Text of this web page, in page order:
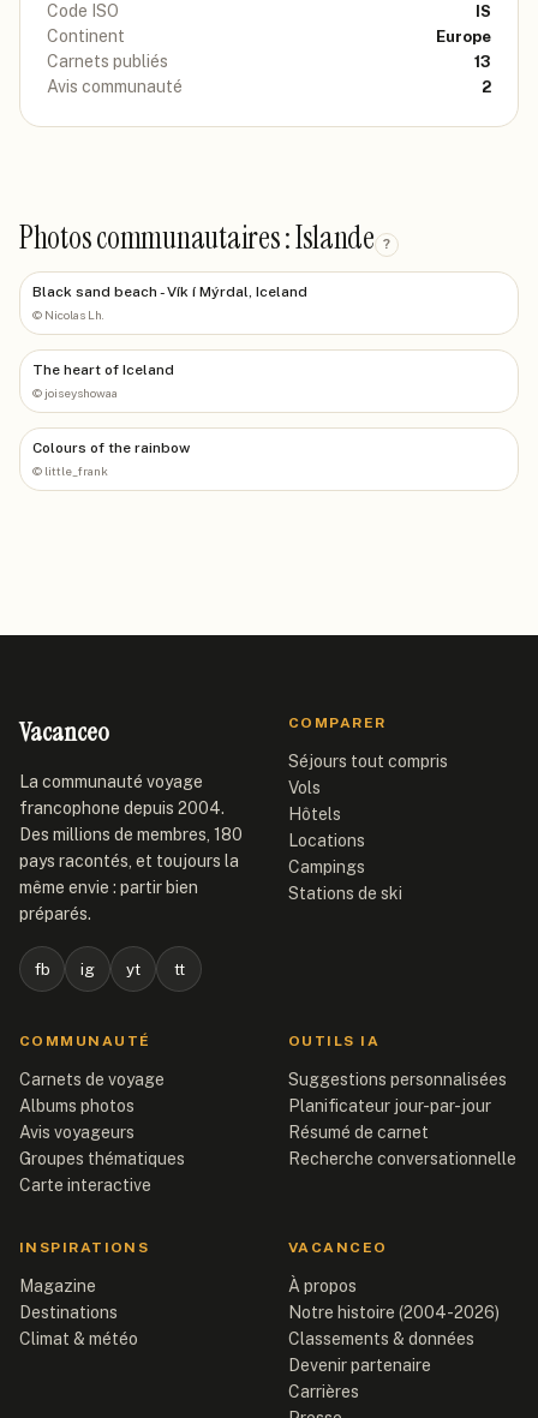
Code ISO IS
Continent Europe
Carnets publiés 13
Avis communauté 2
Photos communautaires : Islande ?
Black sand beach - Vík í Mýrdal, Iceland
© Nicolas Lh.
The heart of Iceland
© joiseyshowaa
Colours of the rainbow
© little_frank
Vacanceo
La communauté voyage
francophone depuis 2004.
Des millions de membres, 180
pays racontés, et toujours la
même envie : partir bien
préparés.
fb ig yt tt
COMPARER
Séjours tout compris
Vols
Hôtels
Locations
Campings
Stations de ski
COMMUNAUTÉ
Carnets de voyage
Albums photos
Avis voyageurs
Groupes thématiques
Carte interactive
OUTILS IA
Suggestions personnalisées
Planificateur jour-par-jour
Résumé de carnet
Recherche conversationnelle
INSPIRATIONS
Magazine
Destinations
Climat & météo
VACANCEO
À propos
Notre histoire (2004-2026)
Classements & données
Devenir partenaire
Carrières